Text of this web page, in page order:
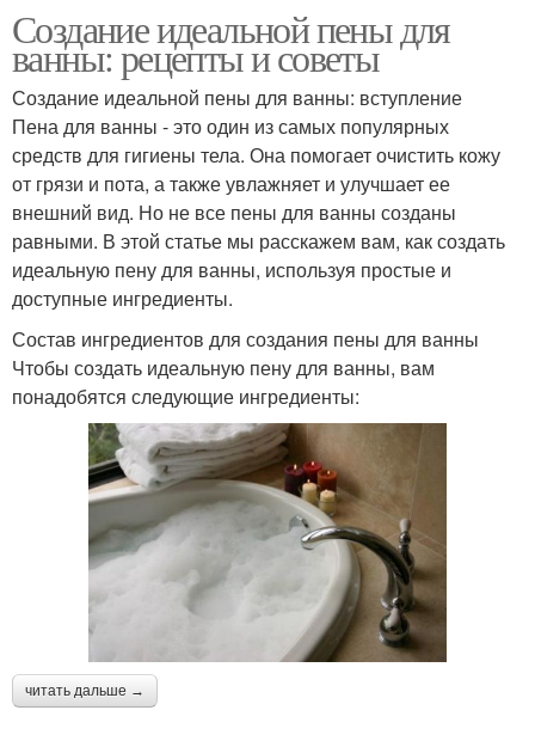
Создание идеальной пены для
ванны: рецепты и советы
Создание идеальной пены для ванны: вступление
Пена для ванны - это один из самых популярных
средств для гигиены тела. Она помогает очистить кожу
от грязи и пота, а также увлажняет и улучшает ее
внешний вид. Но не все пены для ванны созданы
равными. В этой статье мы расскажем вам, как создать
идеальную пену для ванны, используя простые и
доступные ингредиенты.
Состав ингредиентов для создания пены для ванны
Чтобы создать идеальную пену для ванны, вам
понадобятся следующие ингредиенты:
читать дальше →